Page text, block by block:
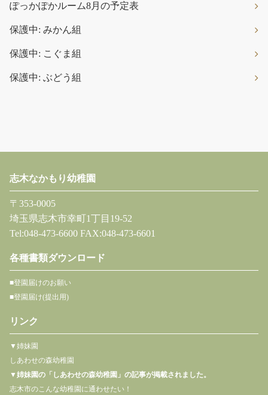
ぽっかぽかルーム8月の予定表
保護中: みかん組
保護中: こぐま組
保護中: ぶどう組
志木なかもり幼稚園
〒353-0005
埼玉県志木市幸町1丁目19-52
Tel:048-473-6600 FAX:048-473-6601
各種書類ダウンロード
■登園届けのお願い
■登園届け(提出用)
リンク
▼姉妹園
しあわせの森幼稚園
▼姉妹園の「しあわせの森幼稚園」の記事が掲載されました。
志木市のこんな幼稚園に通わせたい！